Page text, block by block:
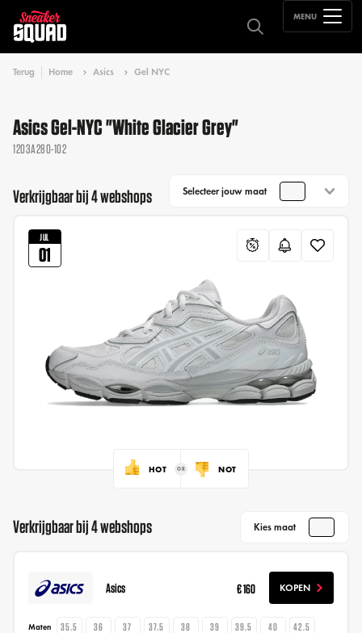
MENU
Terug Home Asics Gel NYC
Asics Gel-NYC "White Glacier Grey"
1203A280-102
Verkrijgbaar bij 4 webshops Selecteer jouw maat
JUL
01
HOT NOT
Verkrijgbaar bij 4 webshops Kies maat
Asics € 160 KOPEN
Maten 35.5 36 37 37.5 38 39 39.5 40
42.5